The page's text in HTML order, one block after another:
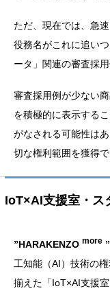
ただ、現在では、急
役務名がこれに追い
ータ」関連の審査採
審査採用例が少ない
を積極的に表示する
がなされる可能性は
切な権利範囲を獲得で
IoT×AI支援室・ス
”HARAKENZO more ”
工知能（AI）技術の
揃えた「IoT×AI支援